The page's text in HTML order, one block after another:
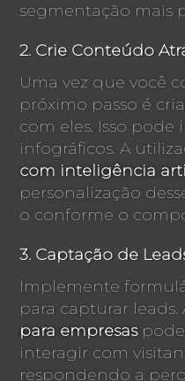
segmentação mais
2. Crie Conteúdo
Uma vez que você
próximo passo é
com eles. Isso pode
infográficos. A
com inteligência
personalização
o conforme o
3. Captação de
Implemente
para capturar leads.
para empresas
interagir com
respondendo a